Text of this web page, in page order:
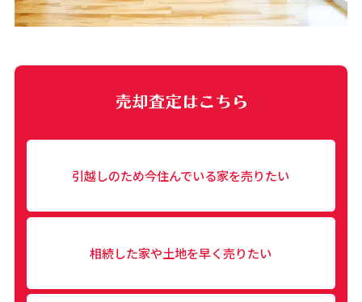
引越しのため今住んでいる家を売りたい
相続した家や土地を早く売りたい